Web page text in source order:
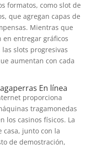
formatos, como slot de
que agregan capas de
Mientras que
en entregar gráficos
slots progresivas
aumentan con cada
En línea
proporciona
tragamonedas
los casinos físicos. La
casa, junto con la
de demostración,